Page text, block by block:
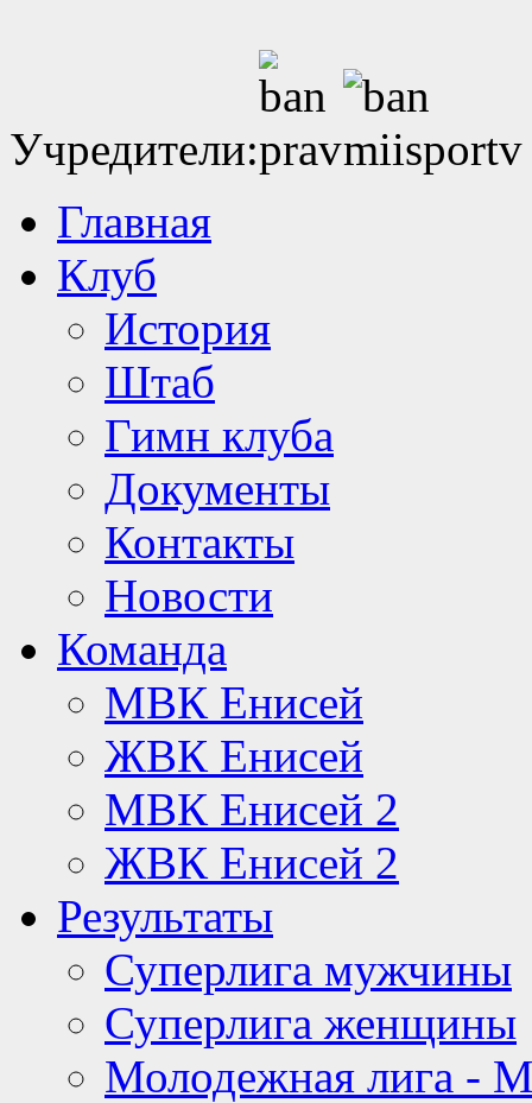
Учредители:
Главная
Клуб
История
Штаб
Гимн клуба
Документы
Контакты
Новости
Команда
МВК Енисей
ЖВК Енисей
МВК Енисей 2
ЖВК Енисей 2
Результаты
Суперлига мужчины
Суперлига женщины
Молодежная лига -